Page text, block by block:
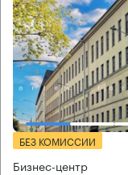
БЕЗ КОМИССИИ
Бизнес-центр